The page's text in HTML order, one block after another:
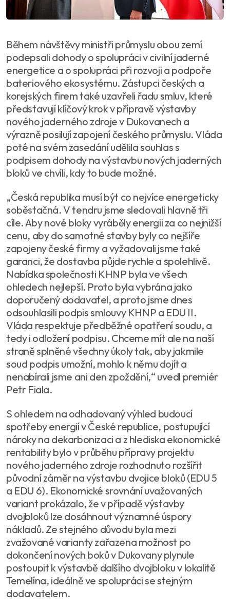
Během návštěvy ministři průmyslu obou zemí
podepsali dohody o spolupráci v civilní jaderné
energetice a o spolupráci při rozvoji a podpoře
bateriového ekosystému. Zástupci českých a
korejských firem také uzavřeli řadu smluv, které
představují klíčový krok v přípravě výstavby
nového jaderného zdroje v Dukovanech a
výrazně posilují zapojení českého průmyslu. Vláda
poté na svém zasedání udělila souhlas s
podpisem dohody na výstavbu nových jaderných
bloků ve chvíli, kdy to bude možné.
„Česká republika musí být co nejvíce energeticky
soběstačná. V tendru jsme sledovali hlavně tři
cíle. Aby nové bloky vyráběly energii za co nejnižší
cenu, aby do samotné stavby byly co nejšíře
zapojeny české firmy a vyžadovali jsme také
garanci, že dostavba půjde rychle a spolehlivě.
Nabídka společnosti KHNP byla ve všech
ohledech nejlepší. Proto byla vybrána jako
doporučený dodavatel, a proto jsme dnes
odsouhlasili podpis smlouvy KHNP a EDU II.
Vláda respektuje předběžné opatření soudu, a
tedy i odložení podpisu. Chceme mít ale na naší
straně splněné všechny úkoly tak, aby jakmile
soud podpis umožní, mohlo k němu dojít a
nenabírali jsme ani den zpoždění,“ uvedl premiér
Petr Fiala.
S ohledem na odhadovaný výhled budoucí
spotřeby energií v České republice, postupující
nároky na dekarbonizaci a z hlediska ekonomické
rentability bylo v průběhu přípravy projektu
nového jaderného zdroje rozhodnuto rozšířit
původní záměr na výstavbu dvojice bloků (EDU 5
a EDU 6). Ekonomické srovnání uvažovaných
variant prokázalo, že v případě výstavby
dvojbloků lze dosáhnout významné úspory
nákladů. Ze stejného důvodu byla mezi
zvažované varianty zařazena možnost po
dokončení nových boků v Dukovany plynule
postoupit k výstavbě dalšího dvojbloku v lokalitě
Temelína, ideálně ve spolupráci se stejným
dodavatelem.